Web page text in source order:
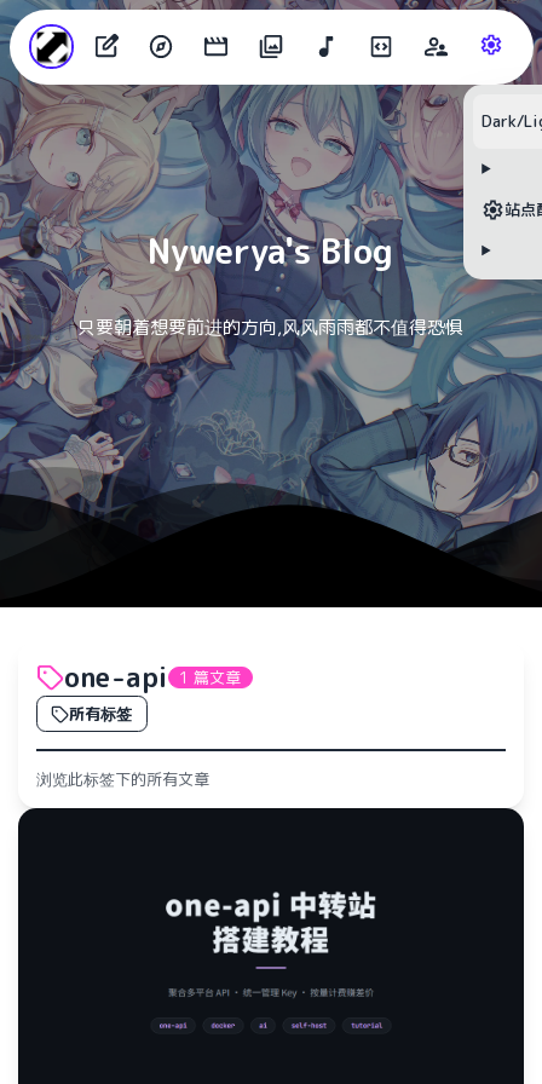
Nywerya's Blog
只要朝着想要前进的方向,风风雨雨都不值得恐惧
Dark/
站点
one-api
1 篇文章
所有标签
浏览此标签下的所有文章
目录
无可用标题